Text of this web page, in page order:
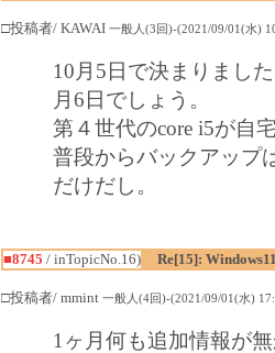
□投稿者/ KAWAI 一般人(3回)-(2021/09/01(水)
10月5日で決まりまし
月6日でしょう。
第４世代のcore i5が自
普段からバックアップ
だけだし。
■8745 / inTopicNo.16) Re[15]:
□投稿者/ mmint 一般人(4回)-(2021/09/01(水)
1ヶ月何も追加情報が